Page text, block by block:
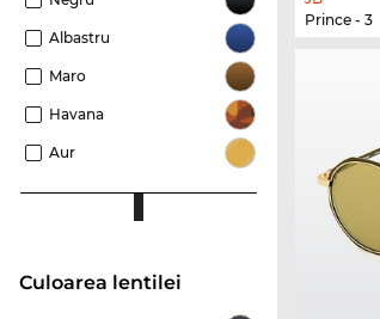
Albastru
Maro
Havana
Aur
Culoarea lentilei
Prince - 3